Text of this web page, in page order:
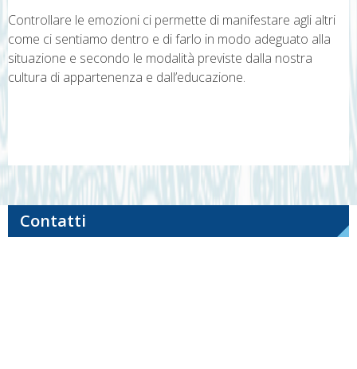
Controllare le emozioni ci permette di manifestare agli altri
come ci sentiamo dentro e di farlo in modo adeguato alla
situazione e secondo le modalità previste dalla nostra
cultura di appartenenza e dall’educazione.
articoli
Contatti